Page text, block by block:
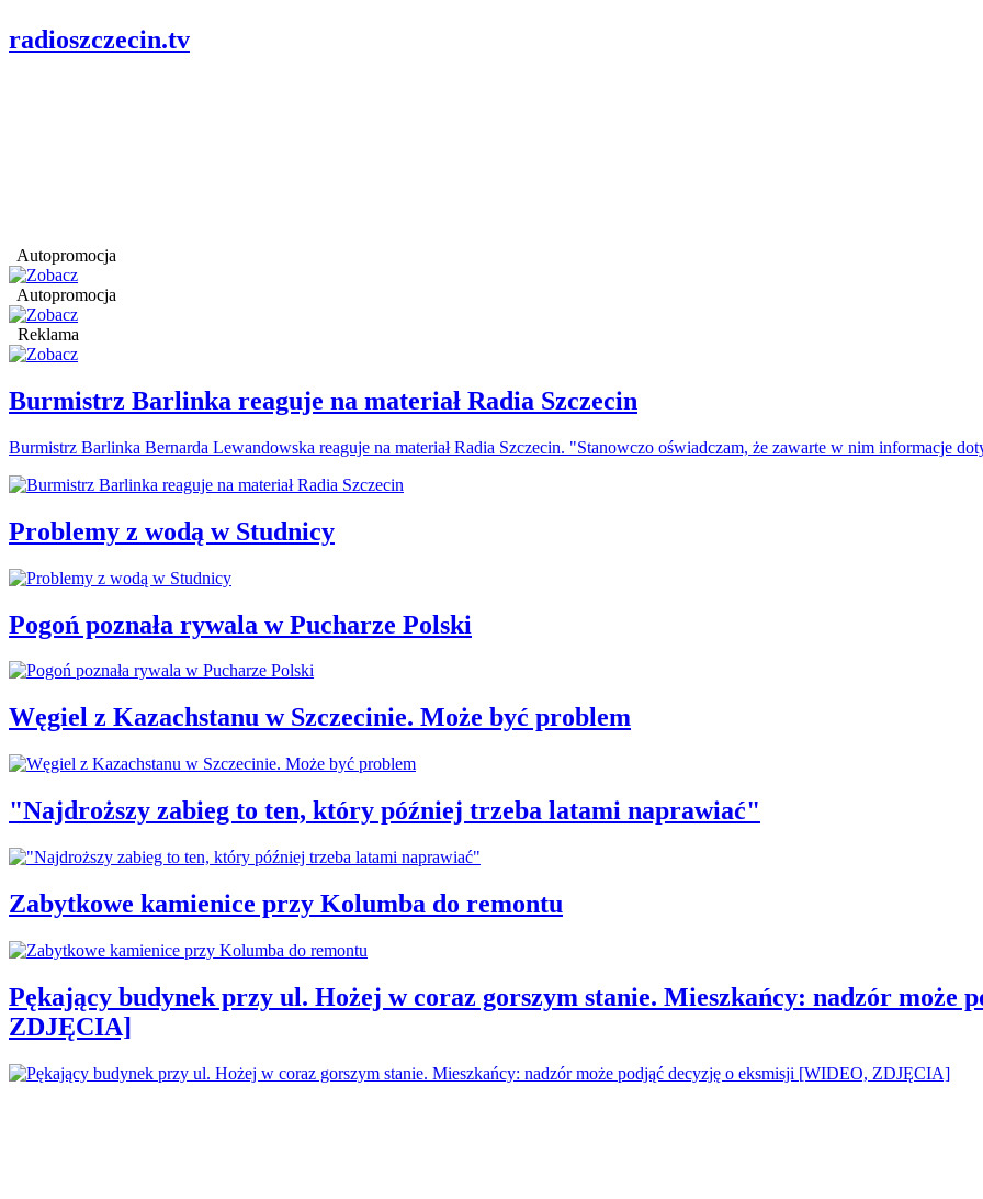
radioszczecin.tv
Autopromocja
Autopromocja
Reklama
Burmistrz Barlinka reaguje na materiał Radia Szczecin
Burmistrz Barlinka Bernarda Lewandowska reaguje na materiał Radia Szczecin. "Stanowczo oświadczam, że zawarte w nim informacje
Problemy z wodą w Studnicy
Pogoń poznała rywala w Pucharze Polski
Węgiel z Kazachstanu w Szczecinie. Może być problem
"Najdroższy zabieg to ten, który później trzeba latami naprawiać"
Zabytkowe kamienice przy Kolumba do remontu
Pękający budynek przy ul. Hożej w coraz gorszym stanie. Mieszkańcy: nadzór może
ZDJĘCIA]